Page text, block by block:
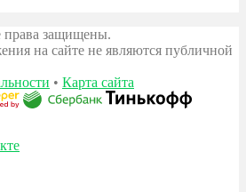
права защищены.
на сайте не являются публичной
• Карта сайта